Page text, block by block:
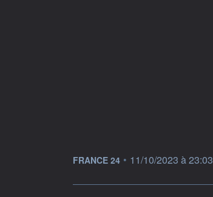
information fournie par
FRANCE 24 • 11/10/2023 à 23:03